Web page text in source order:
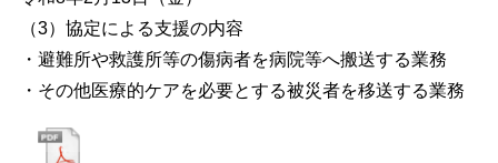
（3）協定による支援の内容
・避難所や救護所等の傷病者を病院等へ搬送する業務
・その他医療的ケアを必要とする被災者を移送する業務